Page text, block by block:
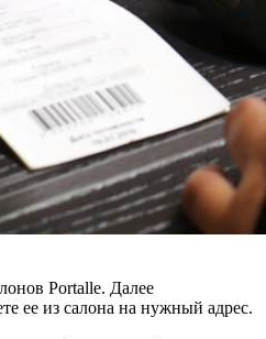
Portalle. Далее
ее из салона на нужный адрес.